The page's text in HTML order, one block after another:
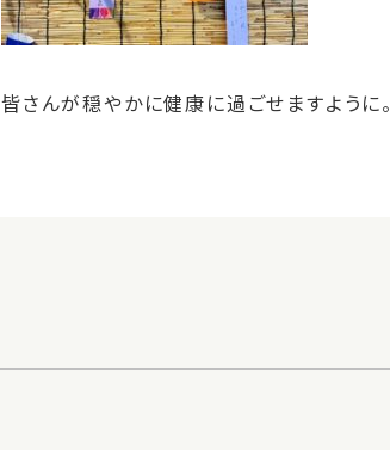
皆さんが穏やかに健康に過ごせますように。